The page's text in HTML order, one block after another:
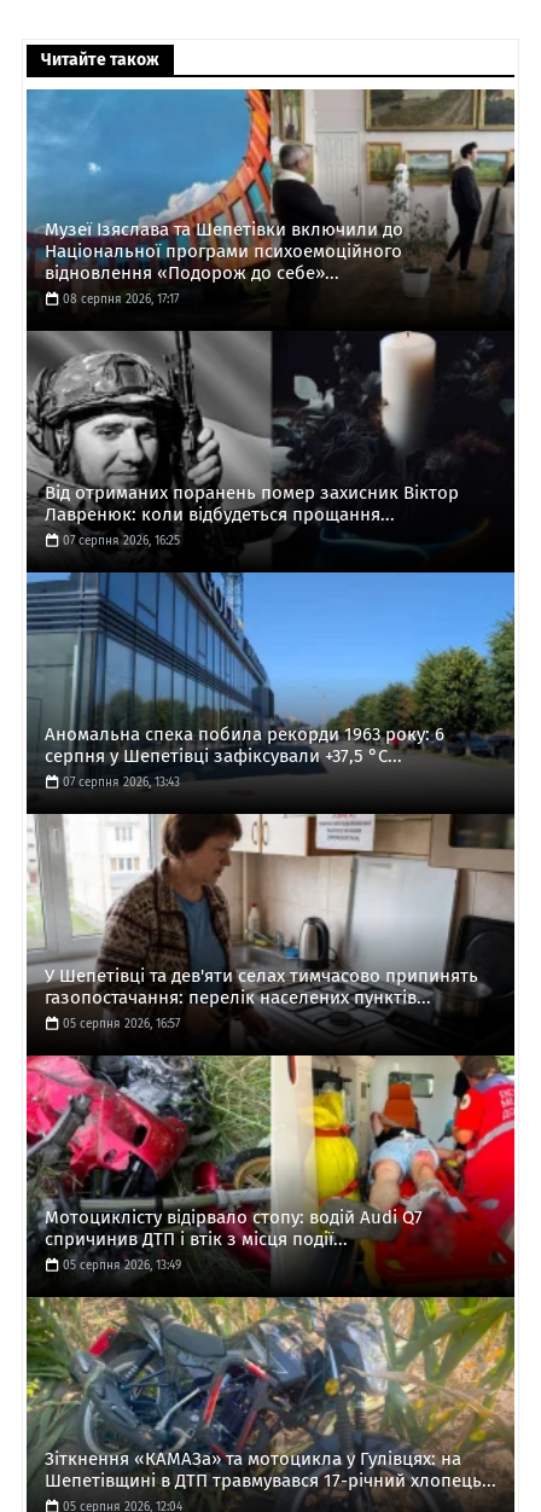
Читайте також
Музеї Ізяслава та Шепетівки включили до
Національної програми психоемоційного
відновлення «Подорож до себе»...
08 серпня 2026, 17:17
Від отриманих поранень помер захисник Віктор
Лавренюк: коли відбудеться прощання...
07 серпня 2026, 16:25
Аномальна спека побила рекорди 1963 року: 6
серпня у Шепетівці зафіксували +37,5 °C...
07 серпня 2026, 13:43
У Шепетівці та дев'яти селах тимчасово припинять
газопостачання: перелік населених пунктів...
05 серпня 2026, 16:57
Мотоциклісту відірвало стопу: водій Audi Q7
спричинив ДТП і втік з місця події...
05 серпня 2026, 13:49
Зіткнення «КАМАЗа» та мотоцикла у Гулівцях: на
Шепетівщині в ДТП травмувався 17-річний хлопець...
05 серпня 2026, 12:04